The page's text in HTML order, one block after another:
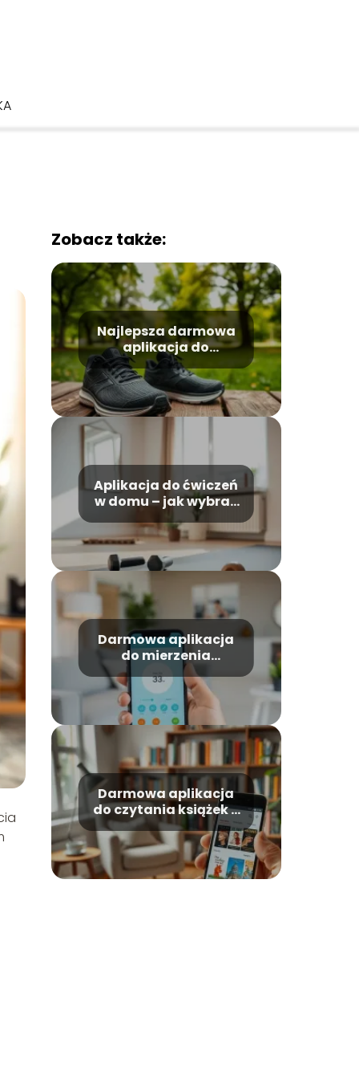
Zobacz także:
Najlepsza darmowa
aplikacja do
biegania – która z
nich wybrać?
Aplikacja do ćwiczeń
w domu – jak wybrać
najlepszą?
Darmowa aplikacja
do mierzenia
ciśnienia krwi – jak
działa?
Darmowa aplikacja
do czytania książek –
najlepsze opcje na
rynku